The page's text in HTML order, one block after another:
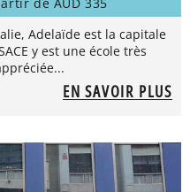
Adelaïde est la capitale
y est une école très
EN SAVOIR PLUS